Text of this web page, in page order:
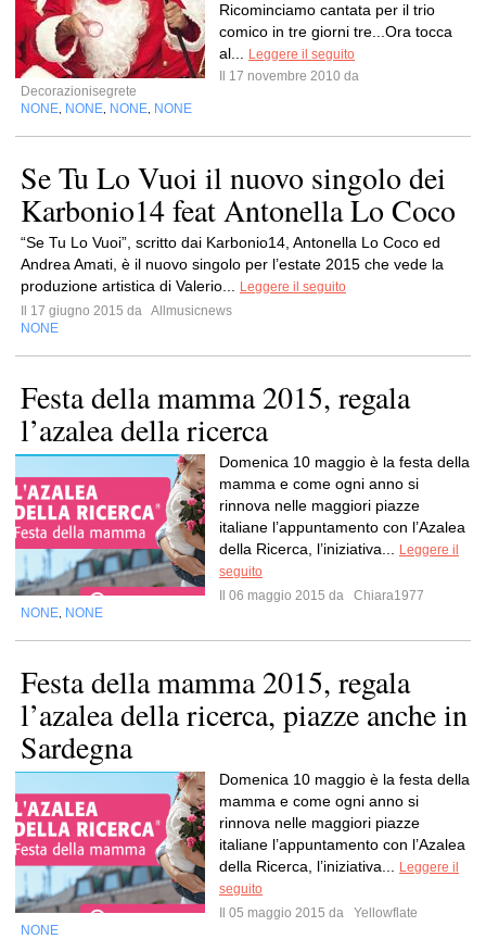
Ricominciamo cantata per il trio
comico in tre giorni tre...Ora tocca
al...
Leggere il seguito
Il 17 novembre 2010 da
Decorazionisegrete
NONE NONE NONE NONE
Se Tu Lo Vuoi il nuovo singolo dei
Karbonio14 feat Antonella Lo Coco
“Se Tu Lo Vuoi”, scritto dai Karbonio14, Antonella Lo Coco ed
Andrea Amati, è il nuovo singolo per l’estate 2015 che vede la
produzione artistica di Valerio...
Leggere il seguito
Il 17 giugno 2015 da Allmusicnews
NONE
Festa della mamma 2015, regala
l’azalea della ricerca
Domenica 10 maggio è la festa della
mamma e come ogni anno si
rinnova nelle maggiori piazze
italiane l’appuntamento con l’Azalea
della Ricerca, l’iniziativa...
Leggere il
seguito
Il 06 maggio 2015 da
Chiara1977
NONE NONE
Festa della mamma 2015, regala
l’azalea della ricerca, piazze anche in
Sardegna
Domenica 10 maggio è la festa della
mamma e come ogni anno si
rinnova nelle maggiori piazze
italiane l’appuntamento con l’Azalea
della Ricerca, l’iniziativa...
Leggere il
seguito
Il 05 maggio 2015 da
Yellowflate
NONE